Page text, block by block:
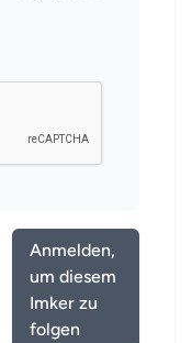
Anmelden,
um diesem
Imker zu
folgen